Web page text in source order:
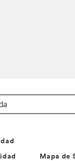
Mapa de